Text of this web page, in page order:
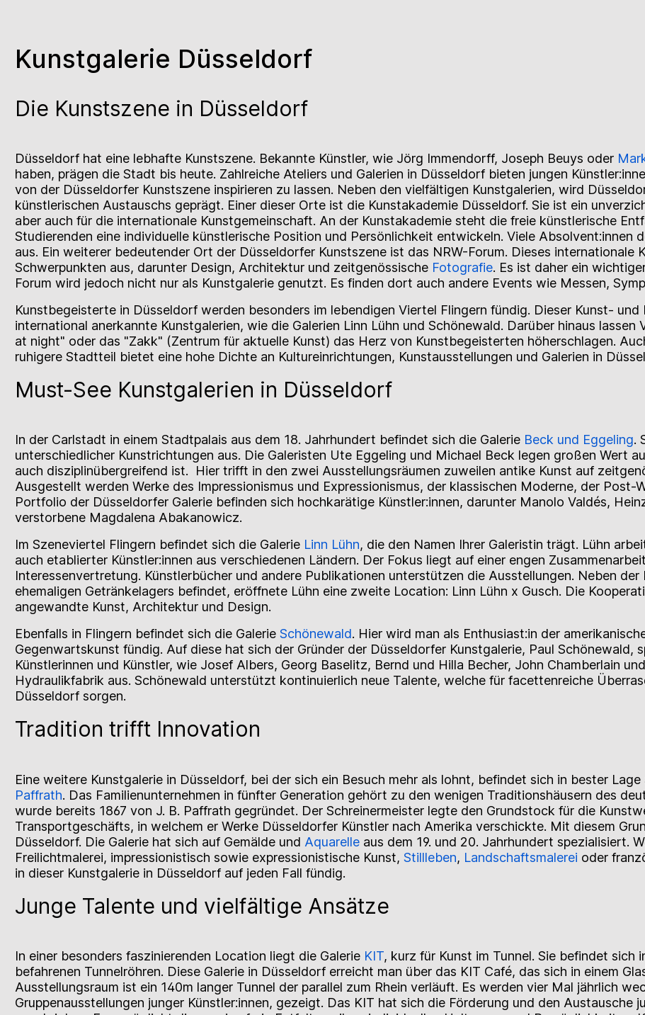
Kunstgalerie Düsseldorf
Die Kunstszene in Düsseldorf
Düsseldorf hat eine lebhafte Kunstszene. Bekannte Künstler, wie Jörg Immendorff, Joseph Beuys oder
haben, prägen die Stadt bis heute. Zahlreiche Ateliers und Galerien in Düsseldorf bieten jungen
von der Düsseldorfer Kunstszene inspirieren zu lassen. Neben den vielfältigen Kunstgalerien, wird
künstlerischen Austauschs geprägt. Einer dieser Orte ist die Kunstakademie Düsseldorf. Sie ist ein
aber auch für die internationale Kunstgemeinschaft. An der Kunstakademie steht die freie künstlerische
Studierenden eine individuelle künstlerische Position und Persönlichkeit entwickeln. Viele Absolvent:innen
aus. Ein weiterer bedeutender Ort der Düsseldorfer Kunstszene ist das NRW-Forum. Dieses internationale
Schwerpunkten aus, darunter Design, Architektur und zeitgenössische Fotografie. Es ist daher ein
Forum wird jedoch nicht nur als Kunstgalerie genutzt. Es finden dort auch andere Events wie Messen,
Kunstbegeisterte in Düsseldorf werden besonders im lebendigen Viertel Flingern fündig. Dieser Kunst-
international anerkannte Kunstgalerien, wie die Galerien Linn Lühn und Schönewald. Darüber hinaus
at night" oder das "Zakk" (Zentrum für aktuelle Kunst) das Herz von Kunstbegeisterten höherschlagen.
ruhigere Stadtteil bietet eine hohe Dichte an Kultureinrichtungen, Kunstausstellungen und Galerien in
Must-See Kunstgalerien in Düsseldorf
In der Carlstadt in einem Stadtpalais aus dem 18. Jahrhundert befindet sich die Galerie Beck und Eggeling.
unterschiedlicher Kunstrichtungen aus. Die Galeristen Ute Eggeling und Michael Beck legen großen Wert
auch disziplinübergreifend ist. Hier trifft in den zwei Ausstellungsräumen zuweilen antike Kunst auf
Ausgestellt werden Werke des Impressionismus und Expressionismus, der klassischen Moderne, der Post-
Portfolio der Düsseldorfer Galerie befinden sich hochkarätige Künstler:innen, darunter Manolo Valdés,
verstorbene Magdalena Abakanowicz.
Im Szeneviertel Flingern befindet sich die Galerie Linn Lühn, die den Namen Ihrer Galeristin trägt. Lühn
auch etablierter Künstler:innen aus verschiedenen Ländern. Der Fokus liegt auf einer engen
Interessenvertretung. Künstlerbücher und andere Publikationen unterstützen die Ausstellungen. Neben der
ehemaligen Getränkelagers befindet, eröffnete Lühn eine zweite Location: Linn Lühn x Gusch. Die
angewandte Kunst, Architektur und Design.
Ebenfalls in Flingern befindet sich die Galerie Schönewald. Hier wird man als Enthusiast:in der
Gegenwartskunst fündig. Auf diese hat sich der Gründer der Düsseldorfer Kunstgalerie, Paul Schönewald,
Künstlerinnen und Künstler, wie Josef Albers, Georg Baselitz, Bernd und Hilla Becher, John Chamberlain
Hydraulikfabrik aus. Schönewald unterstützt kontinuierlich neue Talente, welche für facettenreiche
Düsseldorf sorgen.
Tradition trifft Innovation
Eine weitere Kunstgalerie in Düsseldorf, bei der sich ein Besuch mehr als lohnt, befindet sich in bester
Paffrath. Das Familienunternehmen in fünfter Generation gehört zu den wenigen Traditionshäusern des
wurde bereits 1867 von J. B. Paffrath gegründet. Der Schreinermeister legte den Grundstock für die
Transportgeschäfts, in welchem er Werke Düsseldorfer Künstler nach Amerika verschickte. Mit diesem
Düsseldorf. Die Galerie hat sich auf Gemälde und Aquarelle aus dem 19. und 20. Jahrhundert spezialisiert.
Freilichtmalerei, impressionistisch sowie expressionistische Kunst, Stillleben, Landschaftsmalerei oder
in dieser Kunstgalerie in Düsseldorf auf jeden Fall fündig.
Junge Talente und vielfältige Ansätze
In einer besonders faszinierenden Location liegt die Galerie KIT, kurz für Kunst im Tunnel. Sie befindet
befahrenen Tunnelröhren. Diese Galerie in Düsseldorf erreicht man über das KIT Café, das sich in einem
Ausstellungsraum ist ein 140m langer Tunnel der parallel zum Rhein verläuft. Es werden vier Mal jährlich
Gruppenausstellungen junger Künstler:innen, gezeigt. Das KIT hat sich die Förderung und den Austausche